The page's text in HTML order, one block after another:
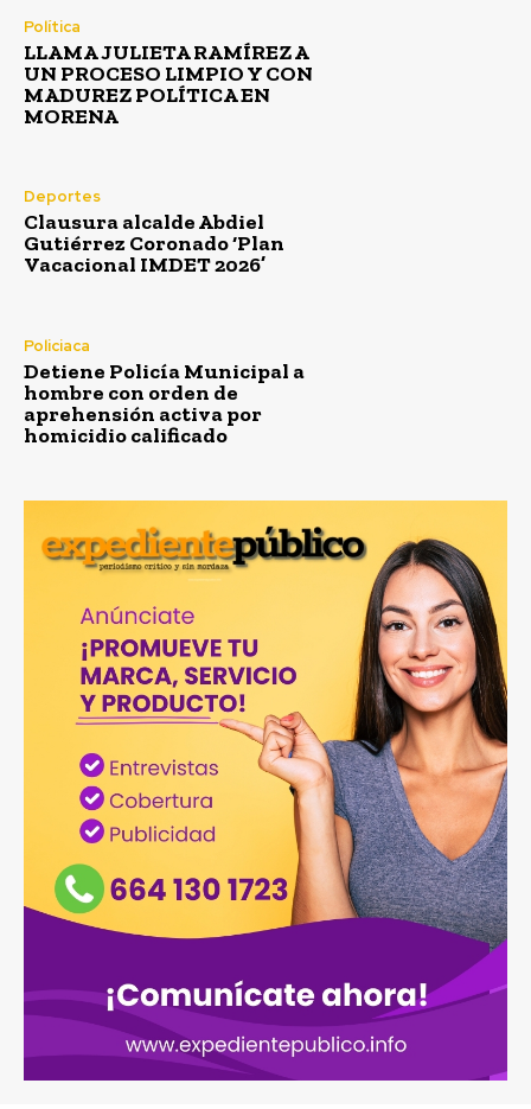
Política
LLAMA JULIETA RAMÍREZ A
UN PROCESO LIMPIO Y CON
MADUREZ POLÍTICA EN
MORENA
Deportes
Clausura alcalde Abdiel
Gutiérrez Coronado ‘Plan
Vacacional IMDET 2026’
Policiaca
Detiene Policía Municipal a
hombre con orden de
aprehensión activa por
homicidio calificado